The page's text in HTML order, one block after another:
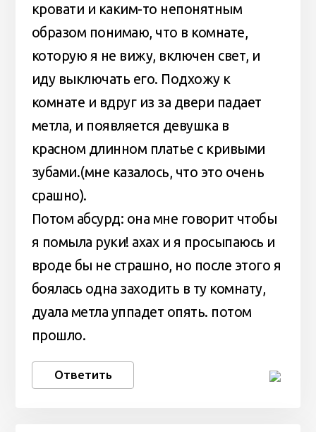
кровати и каким-то непонятным
образом понимаю, что в комнате,
которую я не вижу, включен свет, и
иду выключать его. Подхожу к
комнате и вдруг из за двери падает
метла, и появляется девушка в
красном длинном платье с кривыми
зубами.(мне казалось, что это очень
срашно).
Потом абсурд: она мне говорит чтобы
я помыла руки! ахах и я просыпаюсь и
вроде бы не страшно, но после этого я
боялась одна заходить в ту комнату,
дуала метла уппадет опять. потом
прошло.
Ответить